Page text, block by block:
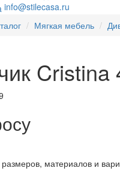
info@stilecasa.ru
Мягкая мебель
Cristina
размеров, материалов и